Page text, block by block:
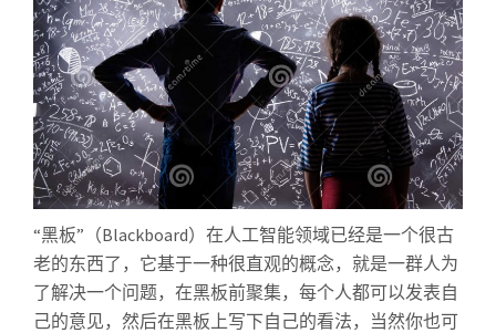
“黑板”（Blackboard）在人工智能领域已经是一个很古
老的东西了，它基于一种很直观的概念，就是一群人为
了解决一个问题，在黑板前聚集，每个人都可以发表自
己的意见，然后在黑板上写下自己的看法，当然你也可